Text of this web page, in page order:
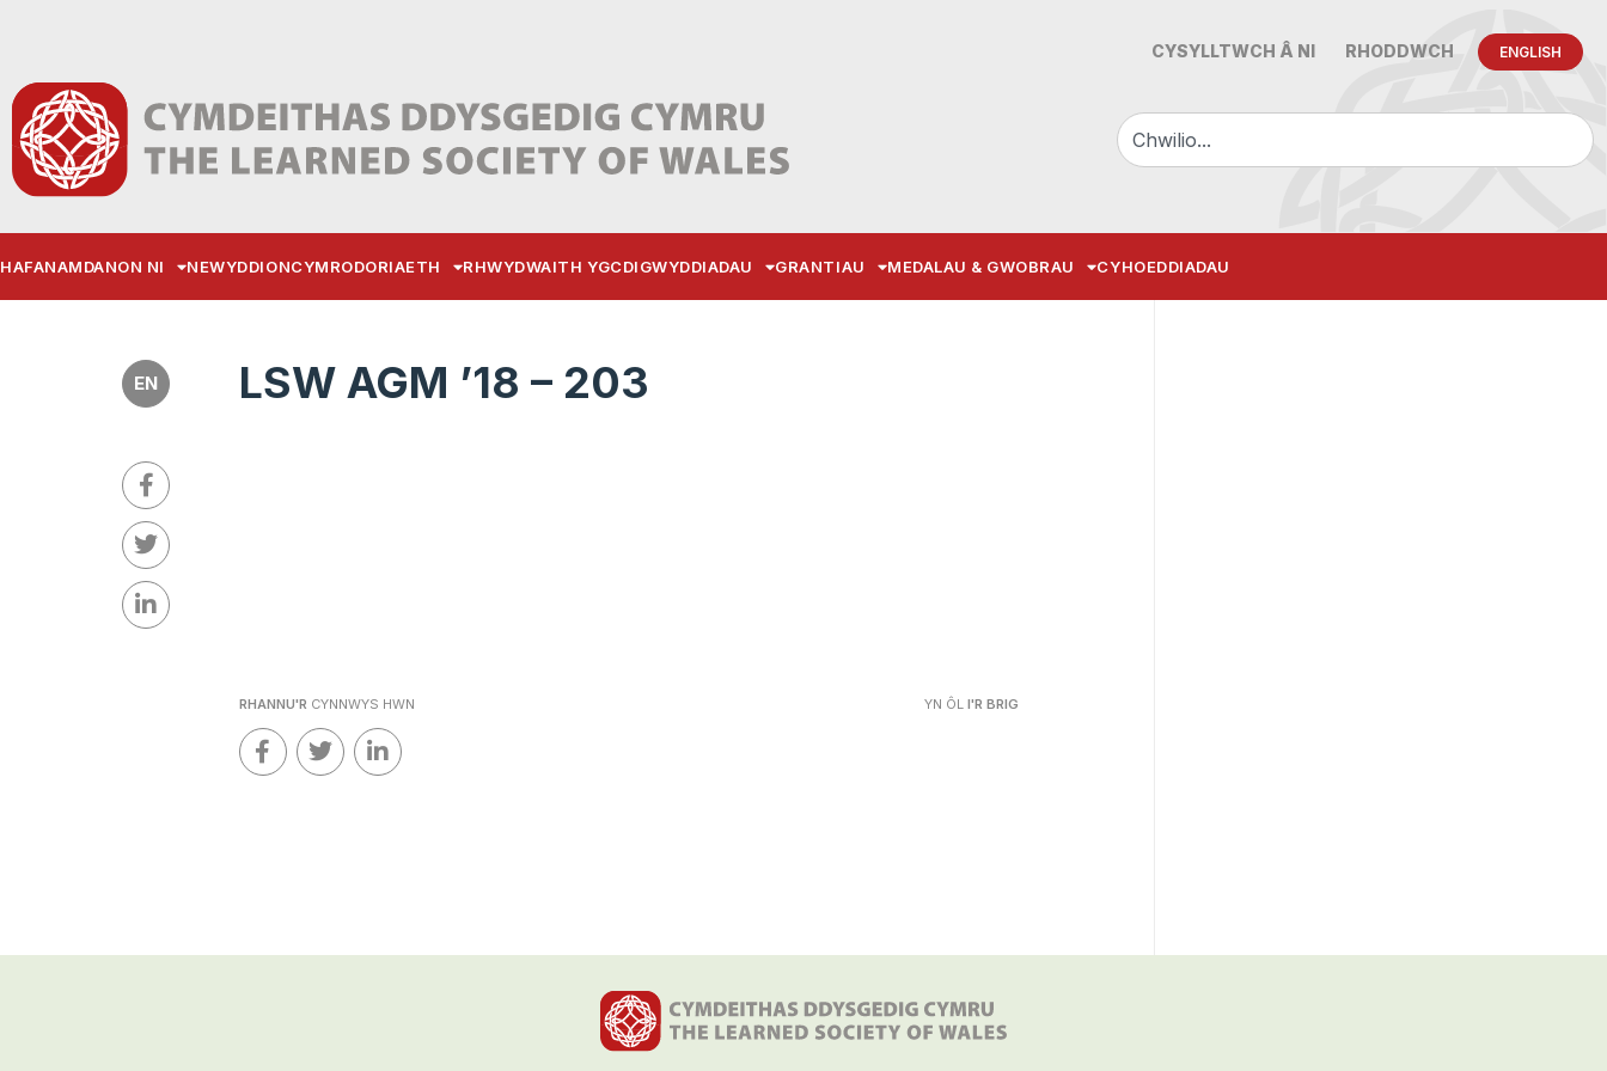
CYSYLLTWCH Â NI RHODDWCH ENGLISH
HAFANAMDANON NI NEWYDDIONCYMRODORIAETH RHWYDWAITH YGCDIGWYDDIADAU GRANTIAU MEDALAU & GWOBRAU CYHOEDDIADAU
EN LSW AGM ’18 – 203
RHANNU'R CYNNWYS HWN YN ÔL I'R BRIG